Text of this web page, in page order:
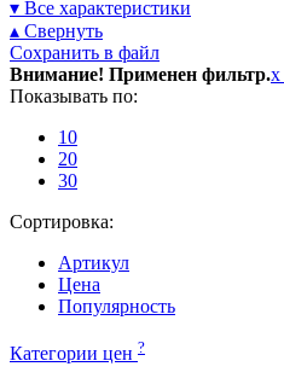
▾ Все характеристики
▴ Свернуть
Сохранить в файл
Внимание! Применен фильтр.x
Показывать по:
10
20
30
Сортировка:
Артикул
Цена
Популярность
Категории цен ?